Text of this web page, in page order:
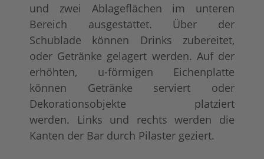
und zwei Ablageflächen im unteren
Bereich ausgestattet. Über der
Schublade können Drinks zubereitet,
oder Getränke gelagert werden. Auf der
erhöhten, u-förmigen Eichenplatte
können Getränke serviert oder
Dekorationsobjekte platziert
werden. Links und rechts werden die
Kanten der Bar durch Pilaster geziert.